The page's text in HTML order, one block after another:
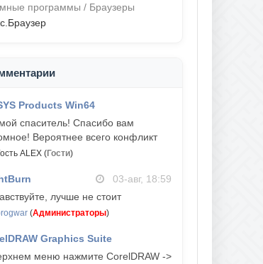
программы / Браузеры
Products Win64
спаситель! Спасибо вам
Вероятнее всего конфликт
ALEX (Гости)
03-авг, 18:59
лучше не стоит
(Администраторы)
Graphics Suite
03-авг, 18:58
меню нажмите CorelDRAW ->